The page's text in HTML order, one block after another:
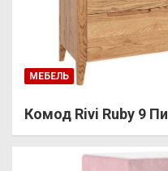
МЕБЕЛЬ
Комод Rivi Ruby 9